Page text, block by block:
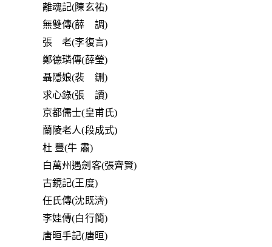
離魂記(陳玄祐)
無雙傳(薛 調)
張 老(李復言)
鄭德璘傳(薛瑩)
聶隱娘(裴 鉶)
求心錄(張 讀)
京都儒士(皇甫氏)
蘭陵老人(段成式)
杜 豐(牛 肅)
白萬州遇劍客(張齊賢)
古鏡記(王度)
任氏傳(沈既濟)
李娃傳(白行簡)
唐晅手記(唐晅)